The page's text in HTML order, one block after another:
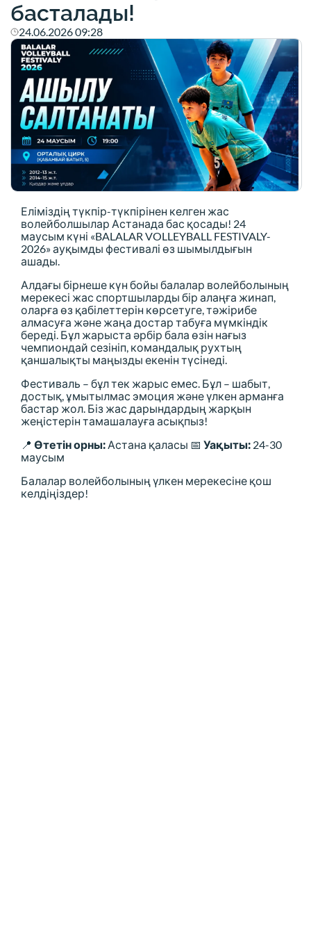
басталады!
24.06.2026 09:28
Еліміздің түкпір-түкпірінен келген жас
волейболшылар Астанада бас қосады! 24
маусым күні «BALALAR VOLLEYBALL FESTIVALY-
2026» ауқымды фестивалі өз шымылдығын
ашады.
Алдағы бірнеше күн бойы балалар волейболының
мерекесі жас спортшыларды бір алаңға жинап,
оларға өз қабілеттерін көрсетуге, тәжірибе
алмасуға және жаңа достар табуға мүмкіндік
береді. Бұл жарыста әрбір бала өзін нағыз
чемпиондай сезініп, командалық рухтың
қаншалықты маңызды екенін түсінеді.
Фестиваль – бұл тек жарыс емес. Бұл – шабыт,
достық, ұмытылмас эмоция және үлкен арманға
бастар жол. Біз жас дарындардың жарқын
жеңістерін тамашалауға асықпыз!
📍 Өтетін орны: Астана қаласы 📅 Уақыты: 24-30
маусым
Балалар волейболының үлкен мерекесіне қош
келдіңіздер!